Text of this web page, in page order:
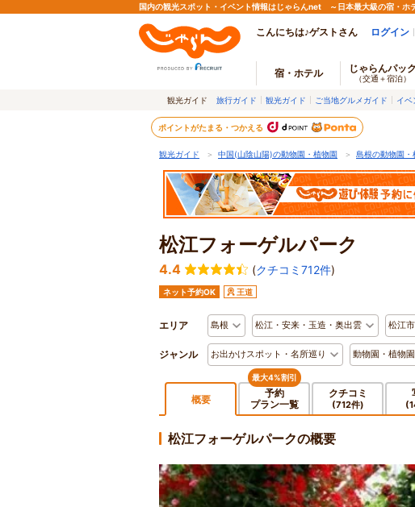
国内の観光スポット・イベント情報はじゃらんnet ～日本最大級の宿・ホ
こんにちは♪ゲストさん ログイン
宿・ホテル じゃらんパック
（交通＋宿泊）
観光ガイド 旅行ガイド 観光ガイド ご当地グルメガイド イベ
ポイントがたまる・つかえる
観光ガイド ＞ 中国(山陰山陽)の動物園・植物園 ＞ 島根の動物園・
松江フォーゲルパーク
4.4 (クチコミ712件)
ネット予約OK 王道
エリア 島根 松江・安来・玉造・奥出雲 松江市
ジャンル お出かけスポット・名所巡り 動物園・植物園
概要
最大4%割引
予約
プラン一覧
クチコミ
(712件)
松江フォーゲルパークの概要